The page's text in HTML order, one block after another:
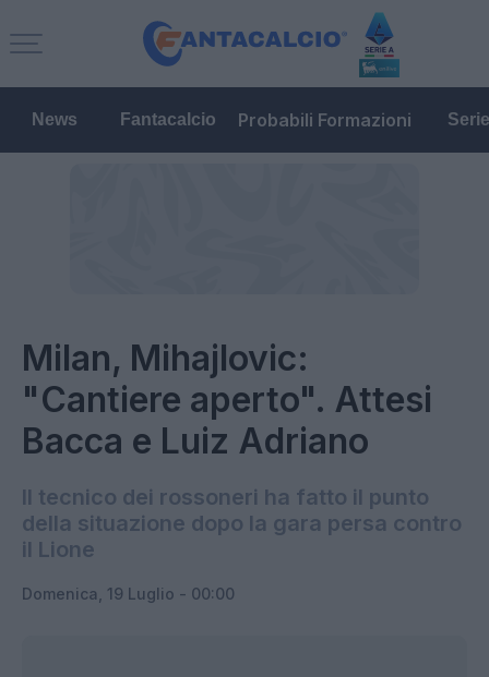
News Fantacalcio Probabili Formazioni
Milan, Mihajlovic:
"Cantiere aperto". Attesi
Bacca e Luiz Adriano
Il tecnico dei rossoneri ha fatto il punto
della situazione dopo la gara persa contro
il Lione
Domenica, 19 Luglio - 00:00